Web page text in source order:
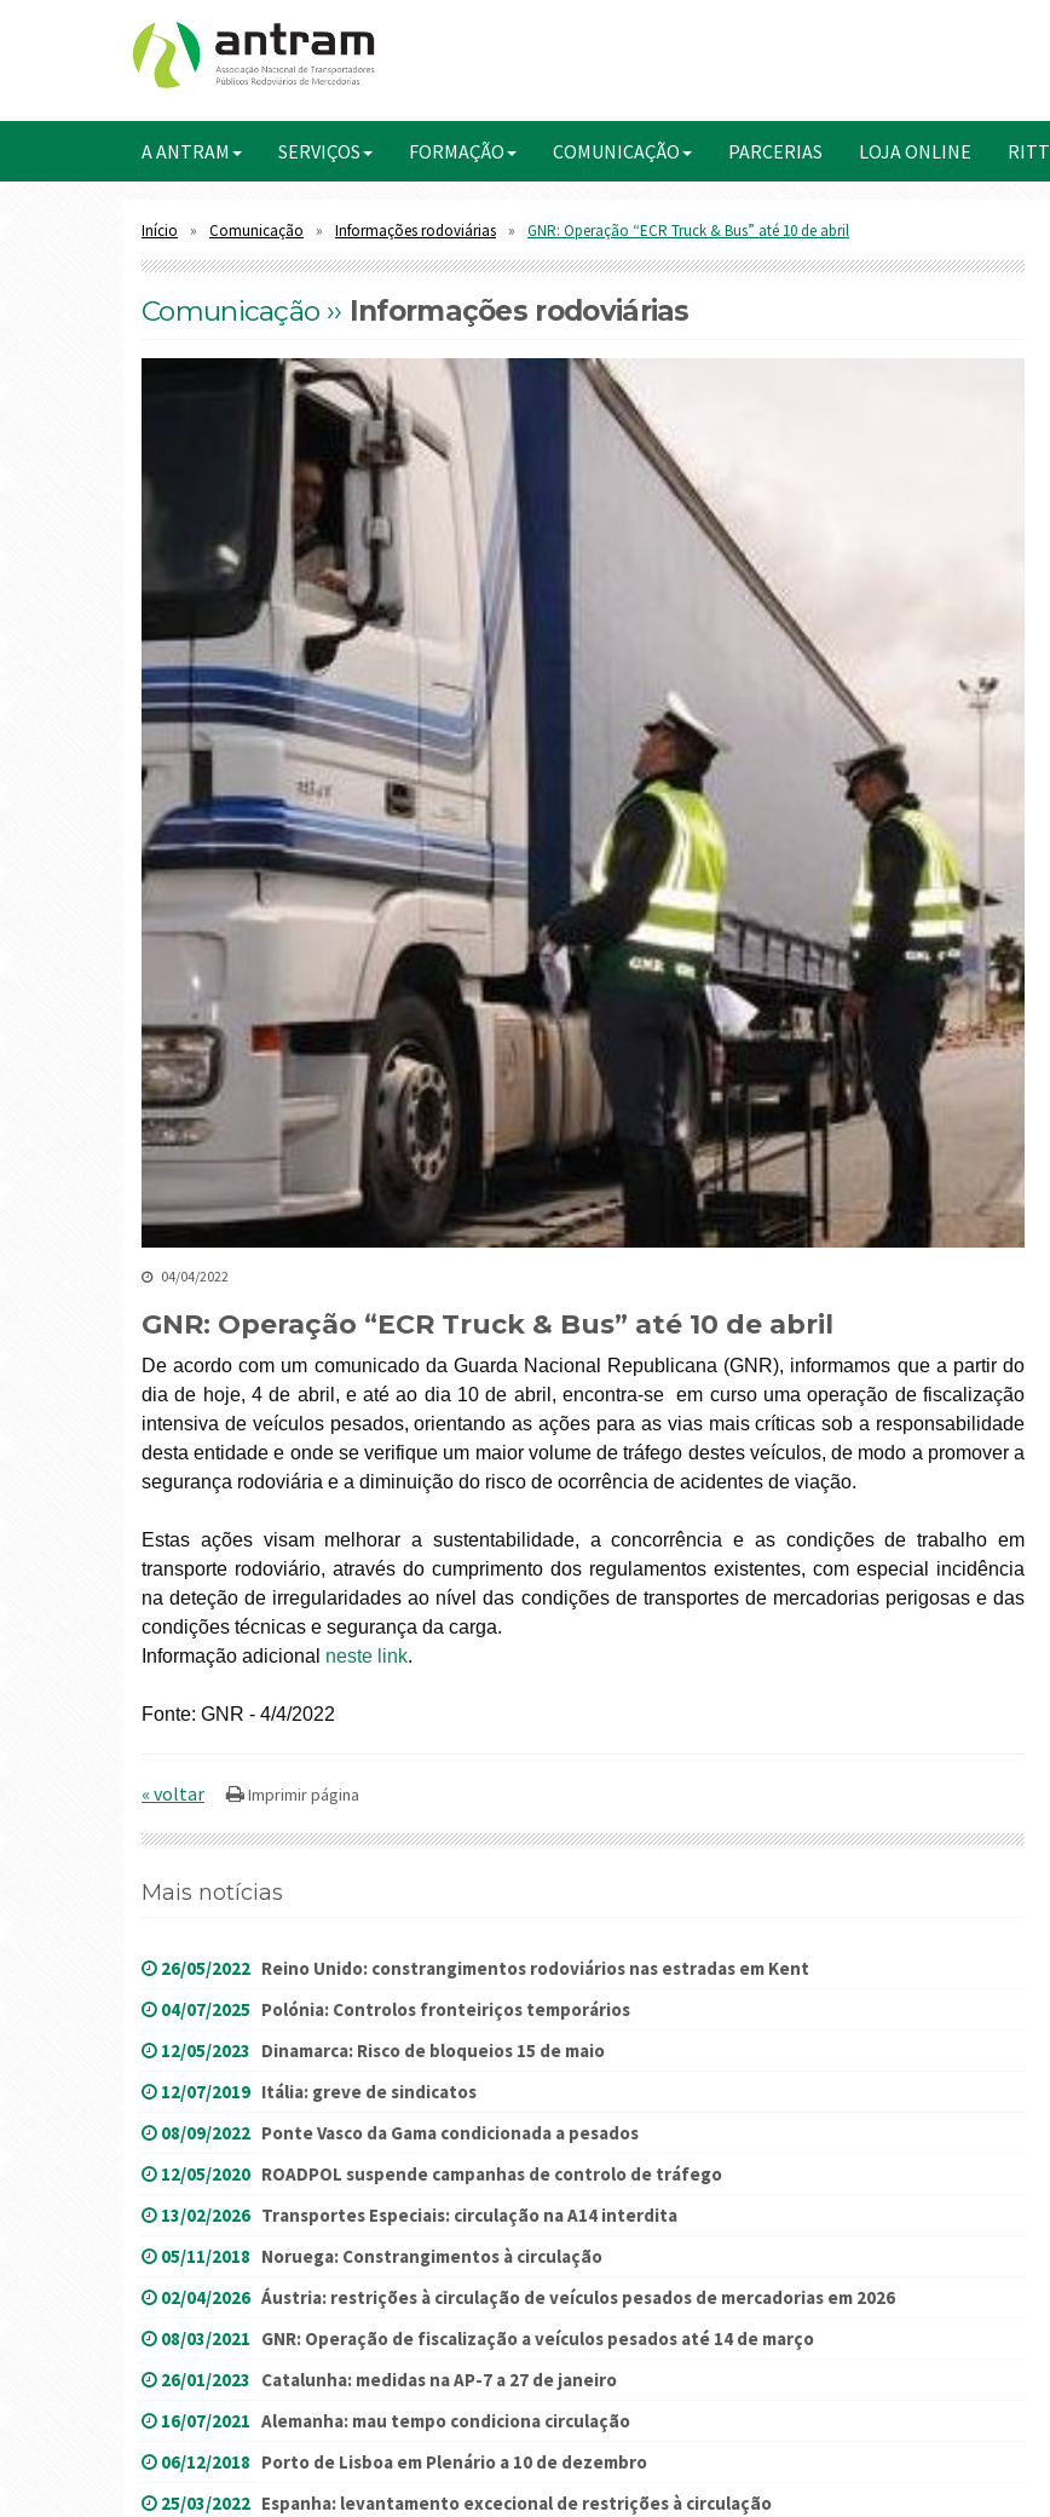
A ANTRAM SERVIÇOS FORMAÇÃO COMUNICAÇÃO PARCERIAS LOJA ONLINE RITT
Início Comunicação Informações rodoviárias GNR: Operação “ECR Truck & Bus” até 10 de abril
Comunicação ›› Informações rodoviárias
04/04/2022
GNR: Operação “ECR Truck & Bus” até 10 de abril
De acordo com um comunicado da Guarda Nacional Republicana (GNR), informamos que a partir do
dia de hoje, 4 de abril, e até ao dia 10 de abril, encontra-se em curso uma operação de fiscalização
intensiva de veículos pesados, orientando as ações para as vias mais críticas sob a responsabilidade
desta entidade e onde se verifique um maior volume de tráfego destes veículos, de modo a promover a
segurança rodoviária e a diminuição do risco de ocorrência de acidentes de viação.
Estas ações visam melhorar a sustentabilidade, a concorrência e as condições de trabalho em
transporte rodoviário, através do cumprimento dos regulamentos existentes, com especial incidência
na deteção de irregularidades ao nível das condições de transportes de mercadorias perigosas e das
condições técnicas e segurança da carga.
Informação adicional neste link.
Fonte: GNR - 4/4/2022
« voltar
Mais notícias
26/05/2022 Reino Unido: constrangimentos rodoviários nas estradas em Kent
04/07/2025 Polónia: Controlos fronteiriços temporários
12/05/2023 Dinamarca: Risco de bloqueios 15 de maio
12/07/2019 Itália: greve de sindicatos
08/09/2022 Ponte Vasco da Gama condicionada a pesados
12/05/2020 ROADPOL suspende campanhas de controlo de tráfego
13/02/2026 Transportes Especiais: circulação na A14 interdita
05/11/2018 Noruega: Constrangimentos à circulação
02/04/2026 Áustria: restrições à circulação de veículos pesados ​​de mercadorias em 2026
08/03/2021 GNR: Operação de fiscalização a veículos pesados até 14 de março
26/01/2023 Catalunha: medidas na AP-7 a 27 de janeiro
16/07/2021 Alemanha: mau tempo condiciona circulação
06/12/2018 Porto de Lisboa em Plenário a 10 de dezembro
25/03/2022 Espanha: levantamento excecional de restrições à circulação